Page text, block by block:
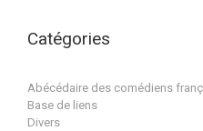
Catégories
Abécédaire des comédiens
Base de liens
Divers